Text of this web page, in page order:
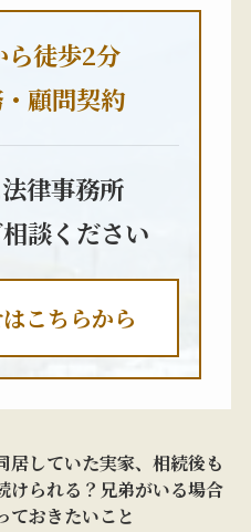
ら徒歩2分
顧問契約
律事務所
談ください
こちらから
居していた実家、相続後も
けられる？兄弟がいる場合
ておきたいこと